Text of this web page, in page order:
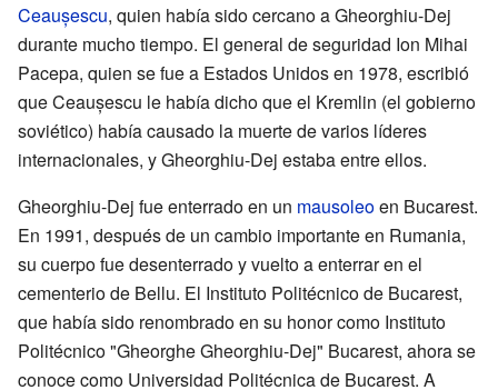
Ceaușescu, quien había sido cercano a Gheorghiu-Dej
durante mucho tiempo. El general de seguridad Ion Mihai
Pacepa, quien se fue a Estados Unidos en 1978, escribió
que Ceaușescu le había dicho que el Kremlin (el gobierno
soviético) había causado la muerte de varios líderes
internacionales, y Gheorghiu-Dej estaba entre ellos.
Gheorghiu-Dej fue enterrado en un mausoleoen Bucarest.
En 1991, después de un cambio importante en Rumania,
su cuerpo fue desenterrado y vuelto a enterrar en el
cementerio de Bellu. El Instituto Politécnico de Bucarest,
que había sido renombrado en su honor como Instituto
Politécnico "Gheorghe Gheorghiu-Dej" Bucarest, ahora se
conoce como Universidad Politécnica de Bucarest. A